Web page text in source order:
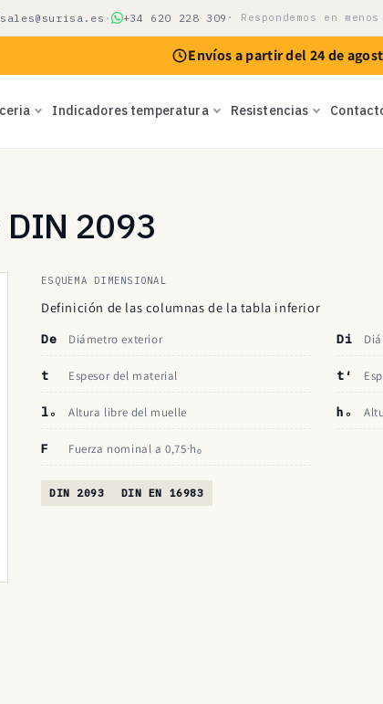
sales@surisa.es · +34 620 228 309 · Respondemos en
Envíos a partir del 24 de
Indicadores temperatura Resistencias
2093
ESQUEMA DIMENSIONAL
Definición de las columnas de la tabla inferior
De Diámetro exterior Di
t Espesor del material t′
lₒ Altura libre del muelle hₒ
F Fuerza nominal a 0,75·hₒ
DIN 2093 DIN EN 16983